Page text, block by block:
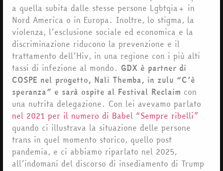
a quella subita dalle stesse persone Lgbtqia+ in
Nord America o in Europa. Inoltre, lo stigma, la
violenza, l’esclusione sociale ed economica e la
discriminazione riducono la prevenzione e il
trattamento dell’Hiv, in una regione con i più alti
tassi di infezione al mondo. GDX è partner di
COSPE nel progetto, Nali Themba, in zulu “C’è
speranza” e sarà ospite al Festival Reclaim con
una nutrita delegazione. Con lei avevamo parlato
nel 2021 per il numero di Babel “Sempre ribelli”
quando ci illustrava la situazione delle persone
trans in quel momento storico, quello post
pandemia, e ci abbiamo riparlato nel 2025,
all’indomani del discorso di insediamento di Trump